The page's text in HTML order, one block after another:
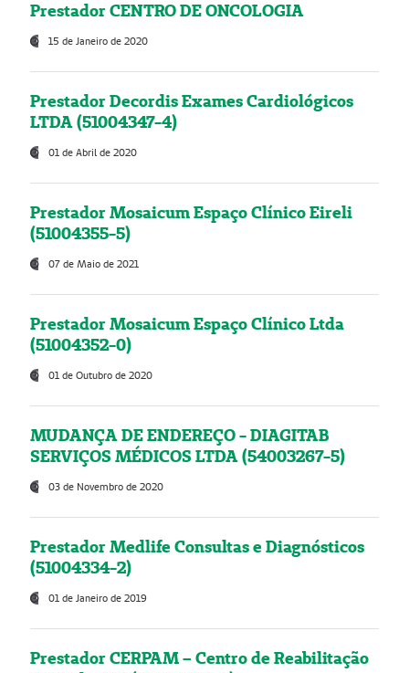
Prestador CENTRO DE ONCOLOGIA
15 de Janeiro de 2020
Prestador Decordis Exames Cardiológicos
LTDA (51004347-4)
01 de Abril de 2020
Prestador Mosaicum Espaço Clínico Eireli
(51004355-5)
07 de Maio de 2021
Prestador Mosaicum Espaço Clínico Ltda
(51004352-0)
01 de Outubro de 2020
MUDANÇA DE ENDEREÇO - DIAGITAB
SERVIÇOS MÉDICOS LTDA (54003267-5)
03 de Novembro de 2020
Prestador Medlife Consultas e Diagnósticos
(51004334-2)
01 de Janeiro de 2019
Prestador CERPAM – Centro de Reabilitação